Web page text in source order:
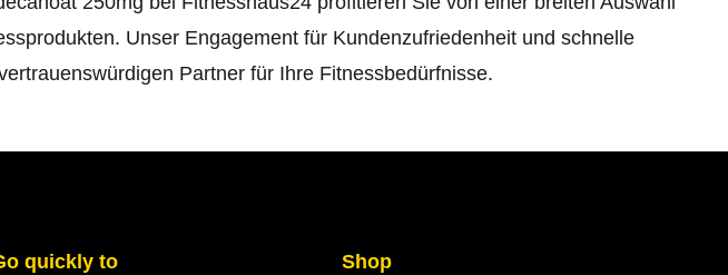
Unser Engagement für Kundenzufriedenheit und schnelle
Partner für Ihre Fitnessbedürfnisse.
quickly to
Shop